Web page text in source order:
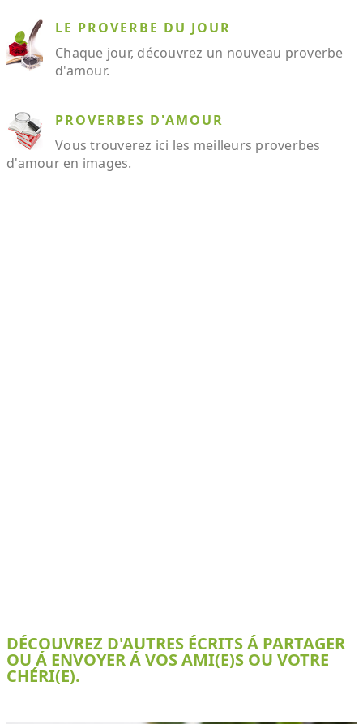
LE PROVERBE DU JOUR
Chaque jour, découvrez un nouveau proverbe
d'amour.
PROVERBES D'AMOUR
Vous trouverez ici les meilleurs proverbes
d'amour en images.
DÉCOUVREZ D'AUTRES ÉCRITS Á PARTAGER
OU Á ENVOYER Á VOS AMI(E)S OU VOTRE
CHÉRI(E).